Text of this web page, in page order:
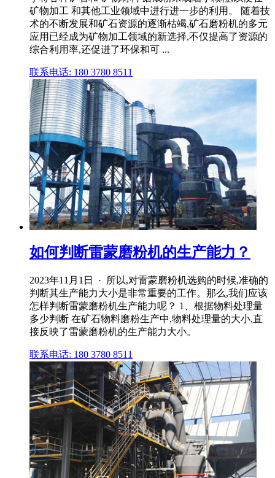
矿物加工 和其他工业领域中进行进一步的利用。 随着技
术的不断发展和矿石资源的逐渐枯竭,矿石磨粉机的多元
应用已经成为矿物加工领域的新选择,不仅提高了资源的
综合利用率,还促进了环保和可 ...
联系电话: 180 3780 8511
如何判断雷蒙磨粉机的生产能力？
2023年11月1日 · 所以,对雷蒙磨粉机选购的时候,准确的
判断其生产能力大小是非常重要的工作。那么,我们应该
怎样判断雷蒙磨粉机生产能力呢？ 1、根据物料处理量
多少判断 在矿石物料磨粉生产中,物料处理量的大小,直
接反映了雷蒙磨粉机的生产能力大小。
联系电话: 180 3780 8511